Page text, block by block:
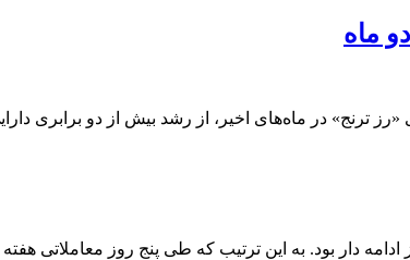
ترنج» در ماه‌های اخیر، از رشد بیش از دو برابری
دار بود. به این ترتیب که طی پنج روز معاملاتی